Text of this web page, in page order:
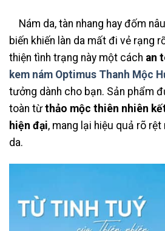
Nám da, tàn nhang hay đốm
biến khiến làn da mất đi vẻ rạng
thiện tình trạng này một cách an
kem nám Optimus Thanh Mộc
tưởng dành cho bạn. Sản phẩm
toàn từthảo mộc thiên nhiên
hiện đại, mang lại hiệu quả rõ
da.